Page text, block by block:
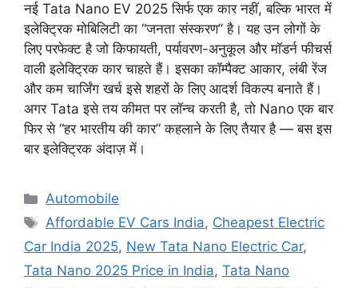
नई Tata Nano EV 2025 सिर्फ एक कार नहीं, बल्कि भारत में
इलेक्ट्रिक मोबिलिटी का “जनता संस्करण” है। यह उन लोगों के
लिए परफेक्ट है जो किफायती, पर्यावरण-अनुकूल और मॉडर्न फीचर्स
वाली इलेक्ट्रिक कार चाहते हैं। इसका कॉम्पैक्ट आकार, लंबी रेंज
और कम चार्जिंग खर्च इसे शहरों के लिए आदर्श विकल्प बनाते हैं।
अगर Tata इसे तय कीमत पर लॉन्च करती है, तो Nano एक बार
फिर से “हर भारतीय की कार” कहलाने के लिए तैयार है — बस इस
बार इलेक्ट्रिक अंदाज़ में।
Categories
Automobile
Tags
Affordable EV Cars India, Cheapest Electric
Car India 2025, New Tata Nano Electric Car,
Tata Nano 2025 Price in India, Tata Nano